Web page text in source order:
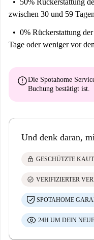
50% Rückerstattung
zwischen 30 und 59
0% Rückerstattung
Tage oder weniger vor
errorDie Spotahome
Buchung bestätigt ist.
Und denk daran,
lock GESCHÜTZTE
check_circle VERIFIZIERTER
SPOTAHOME
24H UM DEIN